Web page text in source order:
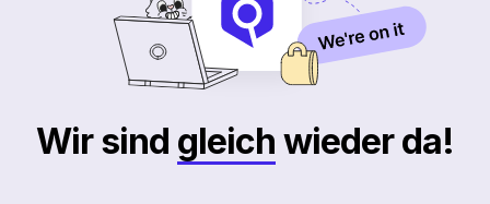
Wir sind gleich wieder da!